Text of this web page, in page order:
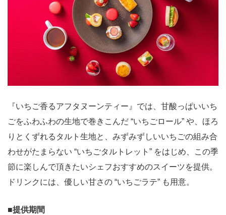
『いちご香るアフタヌーンティー』では、甘酸っぱいいち
ごをふわふわの生地で巻きこんだ “いちごロール” や、ほろ
りとくずれるタルト生地と、みずみずしいいちごの組み合
わせがたまらない “いちごタルトレット” をはじめ、この季
節に楽しんで頂きたいシェフおすすめのスイーツを提供。
ドリンクには、優しい甘さの “いちごラテ” も用意。
■提供期間